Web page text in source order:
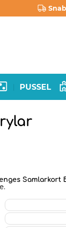
PUSSEL
Samlarkort